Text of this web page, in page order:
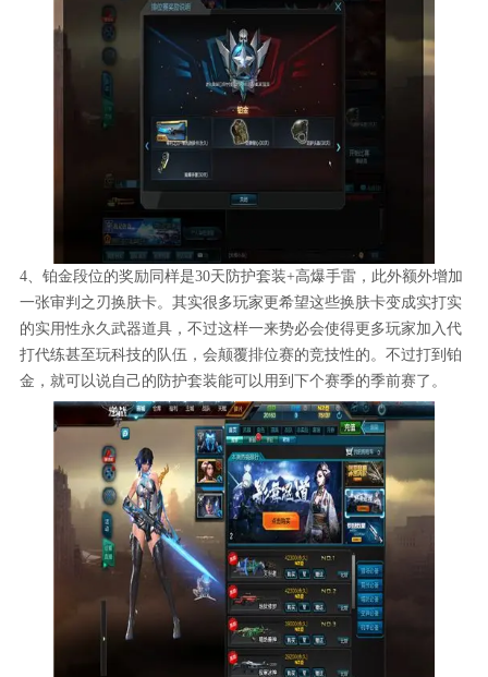
4、铂金段位的奖励同样是30天防护套装+高爆手雷，此外额外增加
一张审判之刃换肤卡。其实很多玩家更希望这些换肤卡变成实打实
的实用性永久武器道具，不过这样一来势必会使得更多玩家加入代
打代练甚至玩科技的队伍，会颠覆排位赛的竞技性的。不过打到铂
金，就可以说自己的防护套装能可以用到下个赛季的季前赛了。